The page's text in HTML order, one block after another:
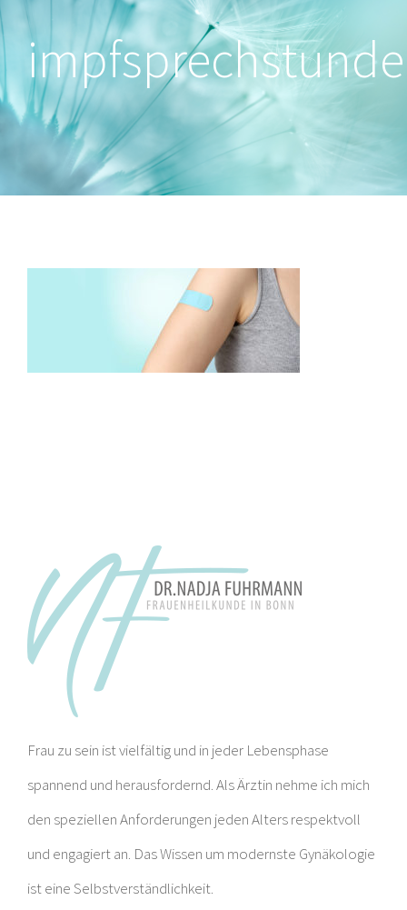
impfsprechstunde
Frau zu sein ist vielfältig und in jeder Lebensphase
spannend und herausfordernd. Als Ärztin nehme ich mich
den speziellen Anforderungen jeden Alters respektvoll
und engagiert an. Das Wissen um modernste Gynäkologie
ist eine Selbstverständlichkeit.